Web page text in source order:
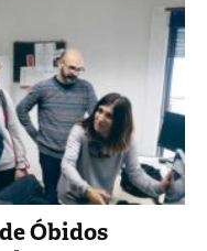
Óbidos